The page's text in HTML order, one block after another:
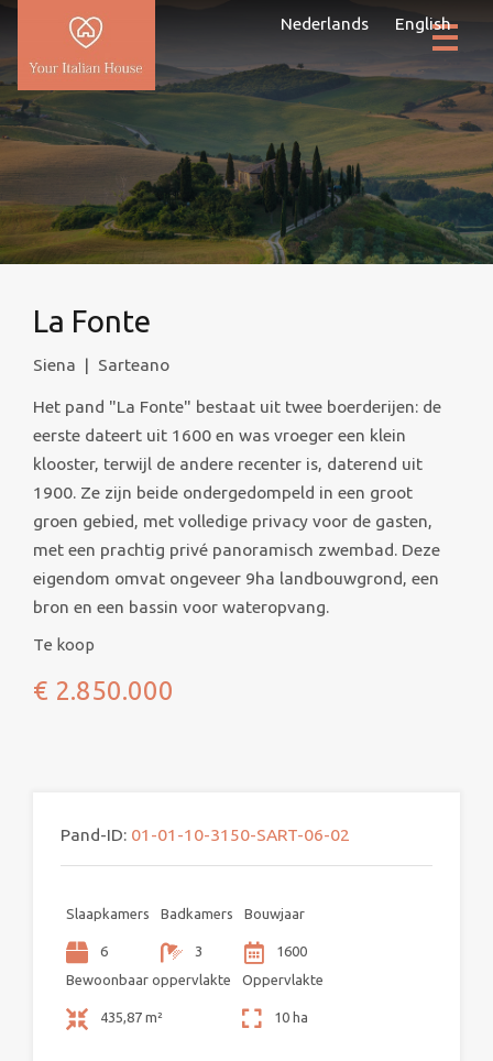
Nederlands English
La Fonte
Siena | Sarteano
Het pand "La Fonte" bestaat uit twee boerderijen: de
eerste dateert uit 1600 en was vroeger een klein
klooster, terwijl de andere recenter is, daterend uit
1900. Ze zijn beide ondergedompeld in een groot
groen gebied, met volledige privacy voor de gasten,
met een prachtig privé panoramisch zwembad. Deze
eigendom omvat ongeveer 9ha landbouwgrond, een
bron en een bassin voor wateropvang.
Te koop
€ 2.850.000
Pand-ID: 01-01-10-3150-SART-06-02
Slaapkamers
6
Badkamers
3
Bouwjaar
1600
Bewoonbaar oppervlakte
435,87 m²
Oppervlakte
10 ha